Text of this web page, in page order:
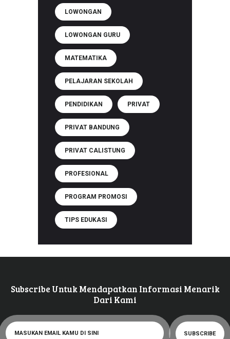
LOWONGAN
LOWONGAN GURU
MATEMATIKA
PELAJARAN SEKOLAH
PENDIDIKAN PRIVAT
PRIVAT BANDUNG
PRIVAT CALISTUNG
PROFESIONAL
PROGRAM PROMOSI
TIPS EDUKASI
Subscribe Untuk Mendapatkan Informasi Menarik
Dari Kami